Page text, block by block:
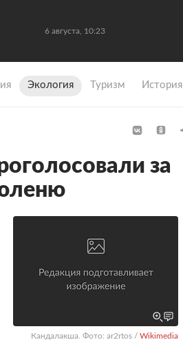
6 августа, 10:23
Экология Туризм История
за
Кандалакша. Фото: ar2rtos / Wikimedia